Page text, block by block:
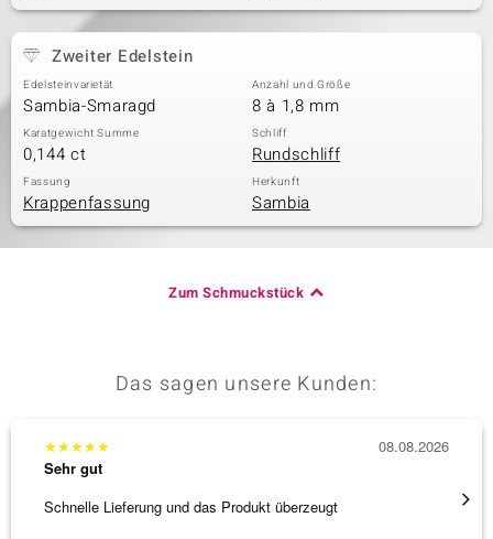
Zweiter Edelstein
Edelsteinvarietät
Sambia-Smaragd
Anzahl und Größe
8 à 1,8 mm
Karatgewicht Summe
0,144 ct
Schliff
Rundschliff
Fassung
Krappenfassung
Herkunft
Sambia
Zum Schmuckstück
Das sagen unsere Kunden:
★★★★★
Sehr gut
Schnelle Lieferung und das Produkt überzeugt
08.08.2026